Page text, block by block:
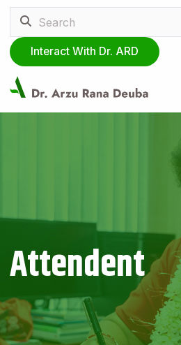
Interact With Dr. ARD
Attendent